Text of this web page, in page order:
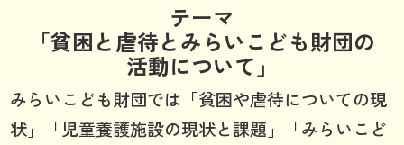
テーマ
「貧困と虐待とみらいこども財団の
活動について」
みらいこども財団では「貧困や虐待についての現
状」「児童養護施設の現状と課題」「みらいこど